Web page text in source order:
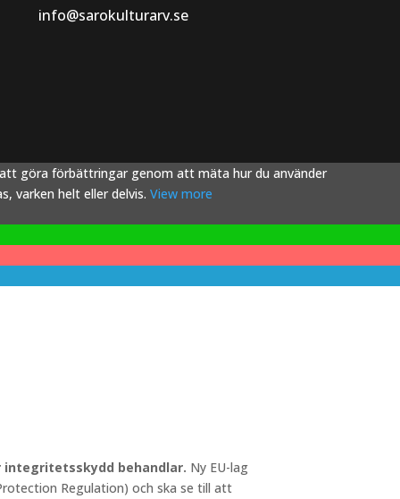
info@sarokulturarv.se
att göra förbättringar genom att mäta hur du använder
varken helt eller delvis. View more
behandlar. Ny EU-lag
Regulation) och ska se till att